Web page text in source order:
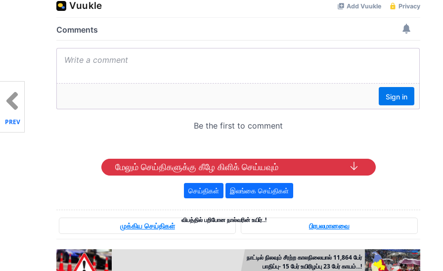
மேலும் செய்திகளுக்கு கீழே கிளிக் செய்யவும்
செய்திகள் இலங்கை செய்திகள்
முக்கிய செய்திகள் பிரபலமானவை
விபத்தில் பறிபோன நால்வரின் உயிர்..!
நாட்டில் நிலவும் சீரற்ற காலநிலையால் 11,864 பேர்
பாதிப்பு- 15 பேர் உயிரிழப்பு 23 பேர் காயம்...!
PREV